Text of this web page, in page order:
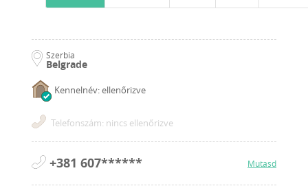
Szerbia
Belgrade
Kennelnév: ellenőrizve
Telefonszám: nincs ellenőrizve
+381 607****** Mutasd